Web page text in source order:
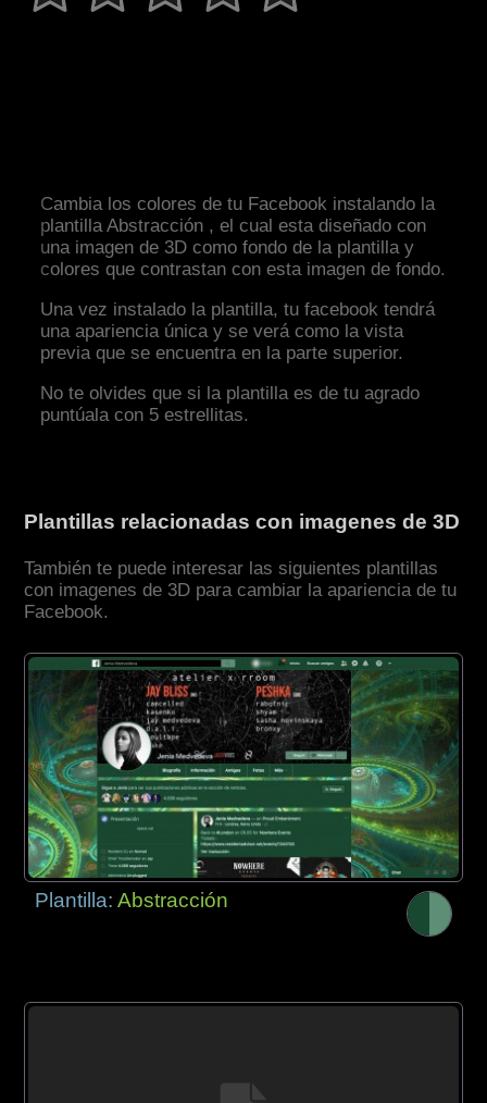
Cambia los colores de tu Facebook instalando la
plantilla Abstracción , el cual esta diseñado con
una imagen de 3D como fondo de la plantilla y
colores que contrastan con esta imagen de fondo.
Una vez instalado la plantilla, tu facebook tendrá
una apariencia única y se verá como la vista
previa que se encuentra en la parte superior.
No te olvides que si la plantilla es de tu agrado
puntúala con 5 estrellitas.
Plantillas relacionadas con imagenes de 3D
También te puede interesar las siguientes plantillas
con imagenes de 3D para cambiar la apariencia de tu
Facebook.
Plantilla:Abstracción